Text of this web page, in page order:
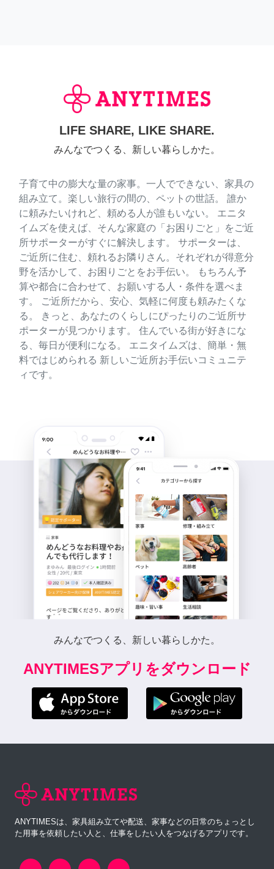
LIFE SHARE, LIKE SHARE.
みんなでつくる、新しい暮らしかた。
子育て中の膨大な量の家事。一人でできない、家具の
組み立て。楽しい旅行の間の、ペットの世話。 誰か
に頼みたいけれど、頼める人が誰もいない。 エニタ
イムズを使えば、そんな家庭の「お困りごと」をご近
所サポーターがすぐに解決します。 サポーターは、
ご近所に住む、頼れるお隣りさん。それぞれが得意分
野を活かして、お困りごとをお手伝い。 もちろん予
算や都合に合わせて、お願いする人・条件を選べま
す。 ご近所だから、安心、気軽に何度も頼みたくな
る。 きっと、あなたのくらしにぴったりのご近所サ
ポーターが見つかります。 住んでいる街が好きにな
る、毎日が便利になる。 エニタイムズは、簡単・無
料ではじめられる 新しいご近所お手伝いコミュニテ
ィです。
みんなでつくる、新しい暮らしかた。
ANYTIMESアプリをダウンロード
ANYTIMESは、家具組み立てや配送、家事などの日常のちょっとし
た用事を依頼したい人と、仕事をしたい人をつなげるアプリです。